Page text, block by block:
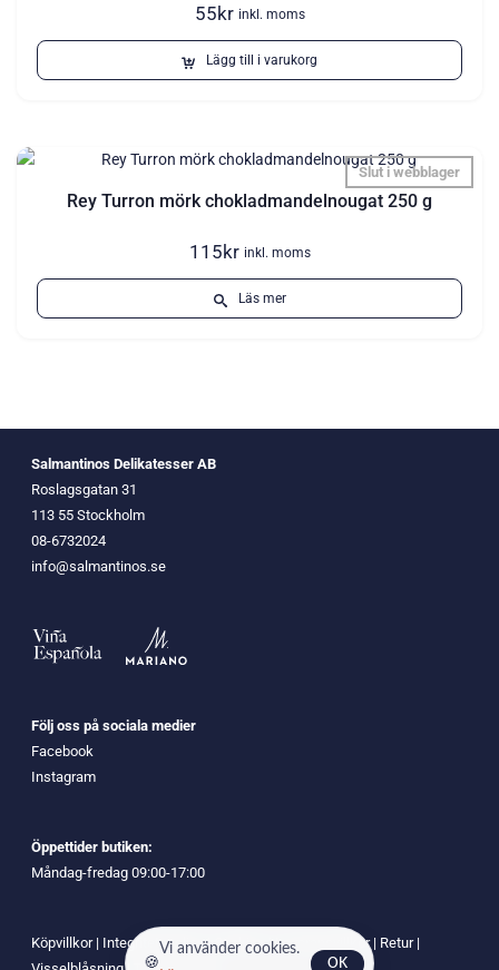
55kr inkl. moms
Lägg till i varukorg
Rey Turron mörk chokladmandelnougat 250 g
Slut i webblager
115kr inkl. moms
Läs mer
Salmantinos Delikatesser AB
Roslagsgatan 31
113 55 Stockholm
08-6732024
info@salmantinos.se
Följ oss på sociala medier
Facebook
Instagram
Öppettider butiken:
Måndag-fredag 09:00-17:00
Köpvillkor| Integritetspolicy|Cookies|Leveransvillkor| Retur|
Vi använder cookies.